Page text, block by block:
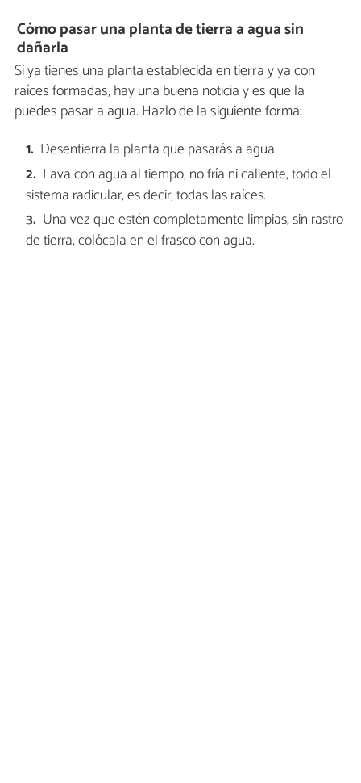
Cómo pasar una planta de tierra a agua sin
dañarla
Si ya tienes una planta establecida en tierra y ya con
raíces formadas, hay una buena noticia y es que la
puedes pasar a agua. Hazlo de la siguiente forma:
Desentierra la planta que pasarás a agua.
Lava con agua al tiempo, no fría ni caliente, todo el
sistema radicular, es decir, todas las raíces.
Una vez que estén completamente limpias, sin rastro
de tierra, colócala en el frasco con agua.